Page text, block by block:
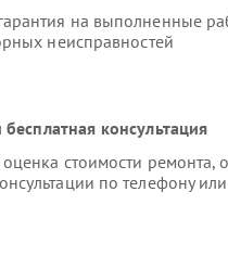
на выполненные
неисправностей
консультация
стоимости ремонта,
по телефону